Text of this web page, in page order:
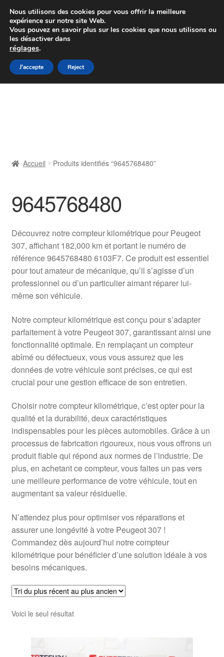
Colissimo livraison à partir de 7 EUR
Du lundi au vendredi de 9 h à 16 h
Aller
à
Aller
au
Livraison
Livraison internationale
Mon compte
Paiements
Plainte
Politique de confidentialité
Procédure de Réclamation
Termes et conditions
Accueil Produits identifiés “9645768480”
9645768480
Découvrez notre compteur kilométrique pour Peugeot
307, affichant 182,000 km et portant le numéro de
référence 9645768480 6103F7. Ce produit est essentiel
pour tout amateur de mécanique, qu’il s’agisse d’un
professionnel ou d’un particulier aimant réparer lui-
même son véhicule.
Notre compteur kilométrique est conçu pour s’adapter
parfaitement à votre Peugeot 307, garantissant ainsi une
fonctionnalité optimale. En remplaçant un compteur
abîmé ou défectueux, vous vous assurez que les
données de votre véhicule sont précises, ce qui est
crucial pour une gestion efficace de son entretien.
Choisir notre compteur kilométrique, c’est opter pour la
qualité et la durabilité, deux caractéristiques
indispensables pour les pièces automobiles. Grâce à un
processus de fabrication rigoureux, nous vous offrons un
produit fiable qui répond aux normes de l’industrie. De
plus, en achetant ce compteur, vous faites un pas vers
une meilleure performance de votre véhicule, tout en
augmentant sa valeur résiduelle.
N’attendez plus pour optimiser vos réparations et
assurer une longévité à votre Peugeot 307 !
Commandez dès aujourd’hui notre compteur
kilométrique pour bénéficier d’une solution idéale à vos
besoins mécaniques.
Voici le seul résultat
Nous utilisons des cookies pour vous offrir la meilleure
expérience sur notre site Web.
Vous pouvez en savoir plus sur les cookies que nous utilisons ou
les désactiver dans
réglages.
J'accepte Reject